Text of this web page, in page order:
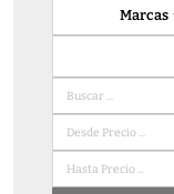
Marcas